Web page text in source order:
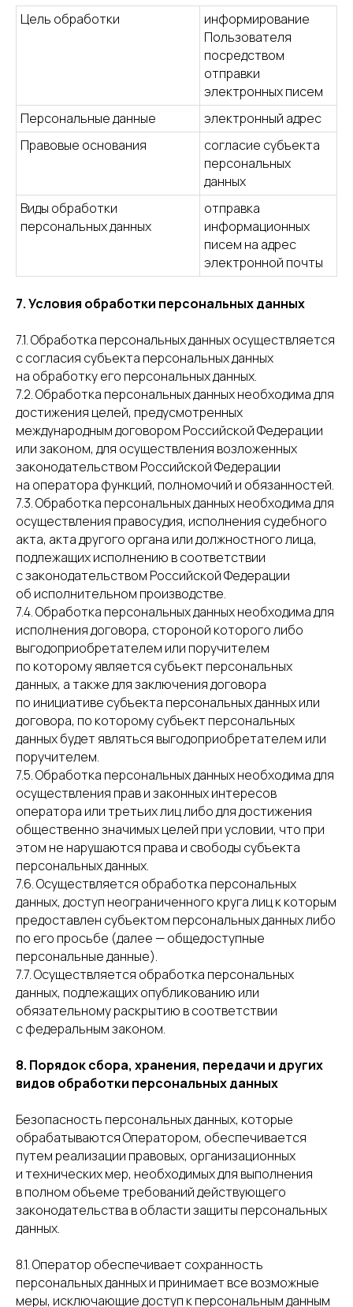
Цель обработки
информирование
Пользователя
посредством
отправки
электронных писем
Персональные данные
электронный адрес
Правовые основания
согласие субъекта
персональных
данных
Виды обработки
персональных данных
отправка
информационных
писем на адрес
электронной почты
7. Условия обработки персональных данных
7.1. Обработка персональных данных осуществляется
с согласия субъекта персональных данных
на обработку его персональных данных.
7.2. Обработка персональных данных необходима для
достижения целей, предусмотренных
международным договором Российской Федерации
или законом, для осуществления возложенных
законодательством Российской Федерации
на оператора функций, полномочий и обязанностей.
7.3. Обработка персональных данных необходима для
осуществления правосудия, исполнения судебного
акта, акта другого органа или должностного лица,
подлежащих исполнению в соответствии
с законодательством Российской Федерации
об исполнительном производстве.
7.4. Обработка персональных данных необходима для
исполнения договора, стороной которого либо
выгодоприобретателем или поручителем
по которому является субъект персональных
данных, а также для заключения договора
по инициативе субъекта персональных данных или
договора, по которому субъект персональных
данных будет являться выгодоприобретателем или
поручителем.
7.5. Обработка персональных данных необходима для
осуществления прав и законных интересов
оператора или третьих лиц либо для достижения
общественно значимых целей при условии, что при
этом не нарушаются права и свободы субъекта
персональных данных.
7.6. Осуществляется обработка персональных
данных, доступ неограниченного круга лиц к которым
предоставлен субъектом персональных данных либо
по его просьбе (далее — общедоступные
персональные данные).
7.7. Осуществляется обработка персональных
данных, подлежащих опубликованию или
обязательному раскрытию в соответствии
с федеральным законом.
8. Порядок сбора, хранения, передачи и других
видов обработки персональных данных
Безопасность персональных данных, которые
обрабатываются Оператором, обеспечивается
путем реализации правовых, организационных
и технических мер, необходимых для выполнения
в полном объеме требований действующего
законодательства в области защиты персональных
данных.
8.1. Оператор обеспечивает сохранность
персональных данных и принимает все возможные
меры, исключающие доступ к персональным данным